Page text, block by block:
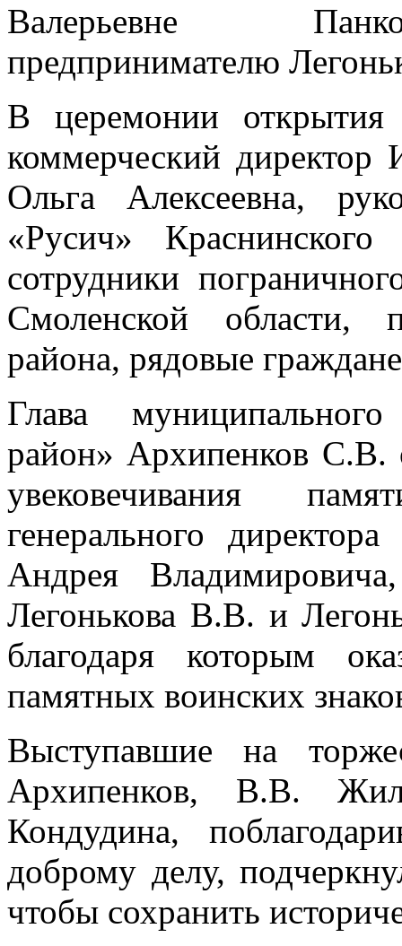
Валерьевне
предпринимателю
В церемонии открытия
коммерческий
Ольга Алексеевна,
«Русич»
сотрудники
Смоленской области,
района, рядовые
Глава
район» Архипенков С.В.
увековечивания
генерального
Андрея
Легонькова В.В. и
благодаря которым
памятных воинских
Выступавшие на
Архипенков, В.В.
Кондудина,
доброму делу,
чтобы сохранить